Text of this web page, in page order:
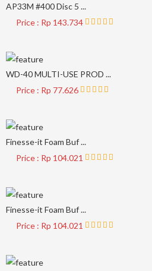
AP33M #400 Disc 5 ...
Price : Rp 143.734
WD-40 MULTI-USE PROD ...
Price : Rp 77.626
Finesse-it Foam Buf ...
Price : Rp 104.021
Finesse-it Foam Buf ...
Price : Rp 104.021